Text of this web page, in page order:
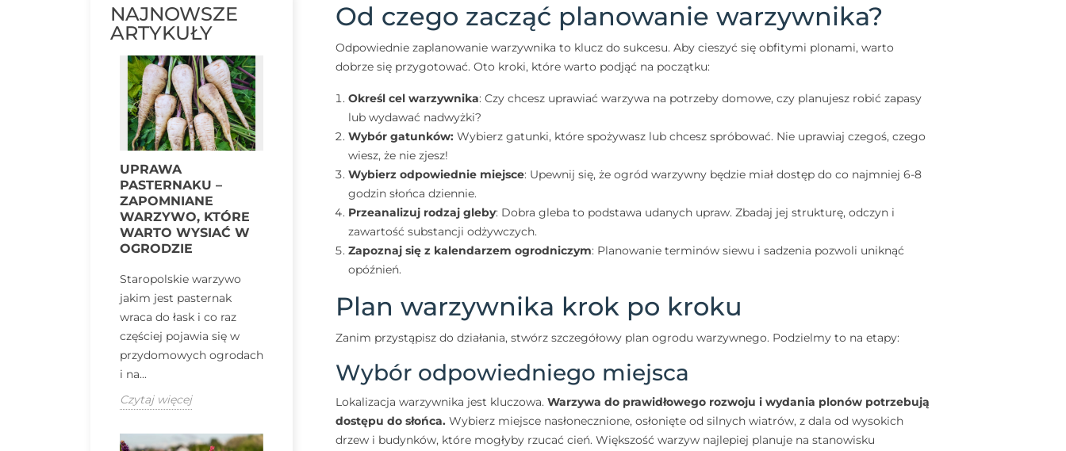
NAJNOWSZE
ARTYKUŁY
UPRAWA
PASTERNAKU –
ZAPOMNIANE
WARZYWO, KTÓRE
WARTO WYSIAĆ W
OGRODZIE
Staropolskie warzywo
jakim jest pasternak
wraca do łask i co raz
częściej pojawia się w
przydomowych ogrodach
i na...
Czytaj więcej
Od czego zacząć planowanie warzywnika?
Odpowiednie zaplanowanie warzywnika to klucz do sukcesu. Aby cieszyć się obfitymi plonami, warto
dobrze się przygotować. Oto kroki, które warto podjąć na początku:
Określ cel warzywnika: Czy chcesz uprawiać warzywa na potrzeby domowe, czy planujesz robić zapasy
lub wydawać nadwyżki?
Wybór gatunków: Wybierz gatunki, które spożywasz lub chcesz spróbować. Nie uprawiaj czegoś, czego
wiesz, że nie zjesz!
Wybierz odpowiednie miejsce: Upewnij się, że ogród warzywny będzie miał dostęp do co najmniej 6-8
godzin słońca dziennie.
Przeanalizuj rodzaj gleby: Dobra gleba to podstawa udanych upraw. Zbadaj jej strukturę, odczyn i
zawartość substancji odżywczych.
Zapoznaj się z kalendarzem ogrodniczym: Planowanie terminów siewu i sadzenia pozwoli uniknąć
opóźnień.
Plan warzywnika krok po kroku
Zanim przystąpisz do działania, stwórz szczegółowy plan ogrodu warzywnego. Podzielmy to na etapy:
Wybór odpowiedniego miejsca
Lokalizacja warzywnika jest kluczowa. Warzywa do prawidłowego rozwoju i wydania plonów potrzebują
dostępu do słońca. Wybierz miejsce nasłonecznione, osłonięte od silnych wiatrów, z dala od wysokich
drzew i budynków, które mogłyby rzucać cień. Większość warzyw najlepiej planuje na stanowisku